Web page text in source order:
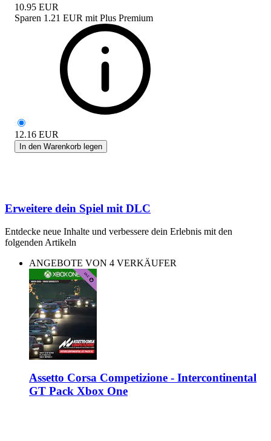
10.95 EUR
Sparen 1.21 EUR mit Plus Premium
12.16 EUR
In den Warenkorb legen
Erweitere dein Spiel mit DLC
Entdecke neue Inhalte und verbessere dein Erlebnis mit den
folgenden Artikeln
ANGEBOTE VON 4 VERKÄUFER
Assetto Corsa Competizione - Intercontinental
GT Pack Xbox One